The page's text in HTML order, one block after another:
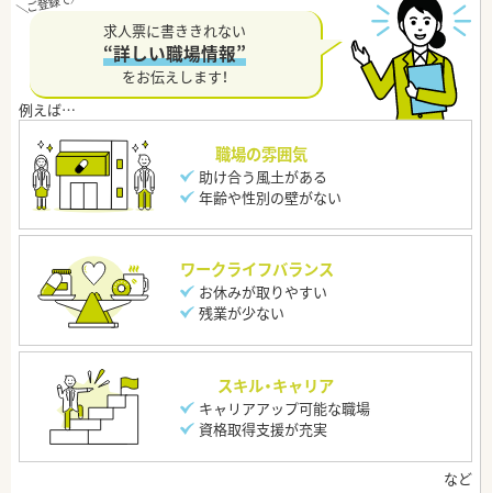
求人票に書ききれない
“詳しい職場情報”
をお伝えします！
職場の雰囲気
助け合う風土がある
年齢や性別の壁がない
ワークライフバランス
お休みが取りやすい
残業が少ない
スキル・キャリア
キャリアアップ可能な職場
資格取得支援が充実